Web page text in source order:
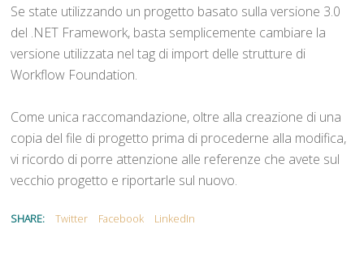
Se state utilizzando un progetto basato sulla versione 3.0
del .NET Framework, basta semplicemente cambiare la
versione utilizzata nel tag di import delle strutture di
Workflow Foundation.
Come unica raccomandazione, oltre alla creazione di una
copia del file di progetto prima di procederne alla modifica,
vi ricordo di porre attenzione alle referenze che avete sul
vecchio progetto e riportarle sul nuovo.
SHARE: Twitter Facebook LinkedIn